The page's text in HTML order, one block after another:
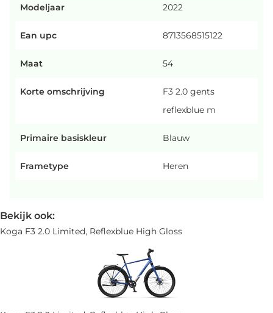
Modeljaar 2022
Ean upc 8713568515122
Maat 54
Korte omschrijving
F3 2.0 gents
reflexblue m
Primaire basiskleur Blauw
Frametype Heren
Bekijk ook:
Koga F3 2.0 Limited, Reflexblue High Gloss